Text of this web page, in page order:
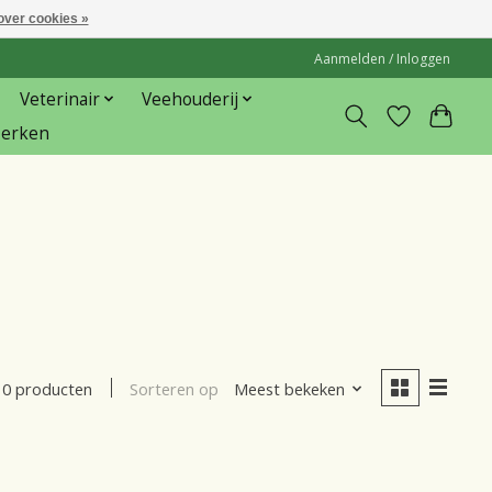
Aanmelden / Inloggen
Veterinair
Veehouderij
0 producten Sorteren op Meest bekeken
cookies »